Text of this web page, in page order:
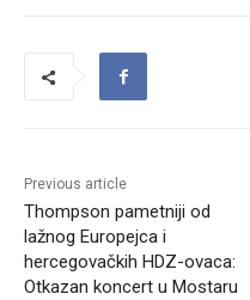
Previous article
Thompson pametniji od
lažnog Europejca i
hercegovačkih HDZ-ovaca:
Otkazan koncert u Mostaru